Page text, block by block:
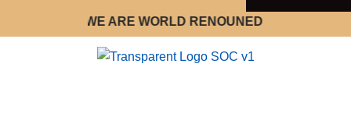
WE ARE WORLD RENOUNED STRATEGY